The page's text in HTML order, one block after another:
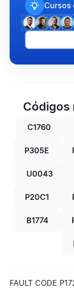
Cursos
Códigos
C1760
P305E
U0043
P20C1
B1774
FAULT CODE